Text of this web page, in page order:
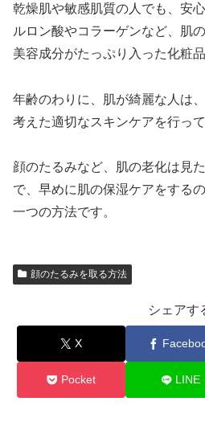
乾燥肌や敏感肌質の人でも、安
ルロン酸やコラーゲンなど、肌
美容成分がたっぷり入った化粧
年齢のわりに、肌が綺麗な人は
考えた適切なスキンケアを行って
顔のたるみなど、肌の老化は見
で、早めに肌の保湿ケアをする
一つの方法です。
顔のたるみを取る方法
シェアす
X
Pocket LINE